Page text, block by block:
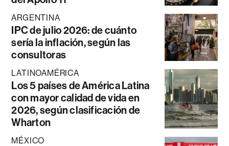
ARGENTINA
IPC de julio 2026: de cuánto
sería la inflación, según las
consultoras
LATINOAMÉRICA
Los 5 países de América Latina
con mayor calidad de vida en
2026, según clasificación de
Wharton
MÉXICO